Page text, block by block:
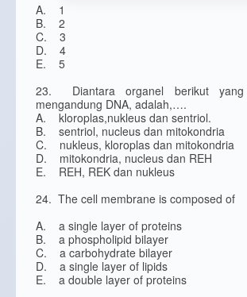
A. 1
B. 2
C. 3
D. 4
E. 5
23. Diantara organel berikut
mengandung DNA, adalah,….
A. kloroplas,nukleus dan sentriol.
B. sentriol, nucleus dan mitokondria
C. nukleus, kloroplas dan mitokondria
D. mitokondria, nucleus dan REH
E. REH, REK dan nukleus
24. The cell membrane is composed of
A. a single layer of proteins
B. a phospholipid bilayer
C. a carbohydrate bilayer
D. a single layer of lipids
E. a double layer of proteins